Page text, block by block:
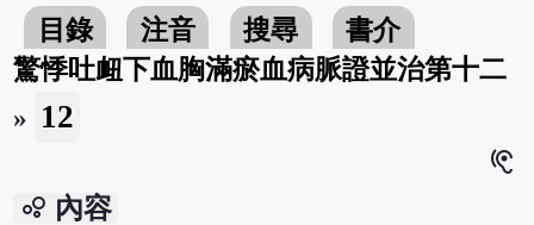
目錄 注音 搜尋
書介
驚悸吐衄下血胸滿瘀血病脈證並治第十二
» 12
hearing
bubble_chart 內容